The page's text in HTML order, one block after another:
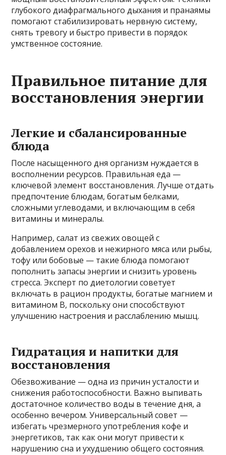
глубокого диафрагмального дыхания и пранаямы
помогают стабилизировать нервную систему,
снять тревогу и быстро привести в порядок
умственное состояние.
Правильное питание для
восстановления энергии
Легкие и сбалансированные
блюда
После насыщенного дня организм нуждается в
восполнении ресурсов. Правильная еда —
ключевой элемент восстановления. Лучше отдать
предпочтение блюдам, богатым белками,
сложными углеводами, и включающим в себя
витамины и минералы.
Например, салат из свежих овощей с
добавлением орехов и нежирного мяса или рыбы,
тофу или бобовые — такие блюда помогают
пополнить запасы энергии и снизить уровень
стресса. Эксперт по диетологии советует
включать в рацион продукты, богатые магнием и
витамином B, поскольку они способствуют
улучшению настроения и расслаблению мышц.
Гидратация и напитки для
восстановления
Обезвоживание — одна из причин усталости и
снижения работоспособности. Важно выпивать
достаточное количество воды в течение дня, а
особенно вечером. Универсальный совет —
избегать чрезмерного употребления кофе и
энергетиков, так как они могут привести к
нарушению сна и ухудшению общего состояния.